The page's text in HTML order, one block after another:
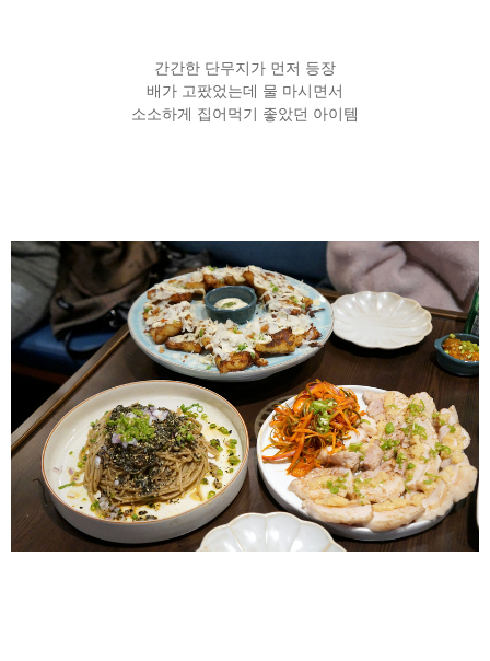
간간한 단무지가 먼저 등장
배가 고팠었는데 물 마시면서
소소하게 집어먹기 좋았던 아이템